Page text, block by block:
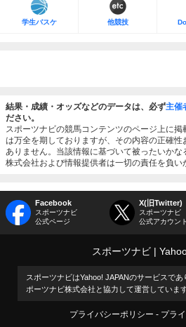
学生バスケ 他競技
結果・成績・オッズなどのデータは、必ず主催
ださい。
スポーツナビの競馬コンテンツのページ上に
は万全を期しておりますが、その内容の正確
ありません。当該情報に基づいて被ったいか
株式会社および情報提供者は一切の責任を負い
Facebook
スポーツナビ
公式ページ
X(旧Twitter)
スポーツナビ
公式アカウント
スポーツナビ
スポーツナビはYahoo! JAPANのサービスで
ポーツナビ株式会社と協力して運営しています
プライバシーポリシー プラ